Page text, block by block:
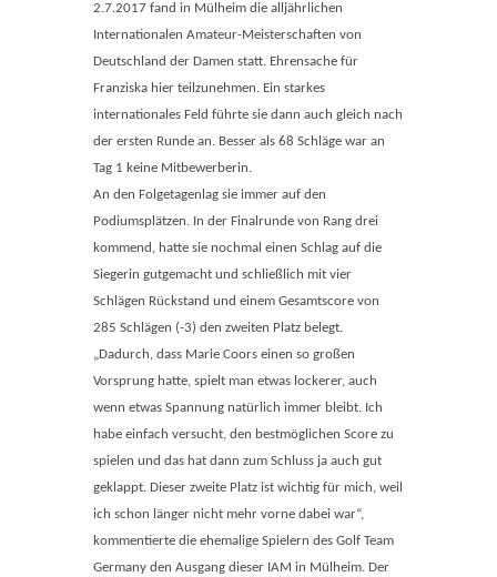
2.7.2017 fand in Mülheim die alljährlichen
Internationalen Amateur-Meisterschaften von
Deutschland der Damen statt. Ehrensache für
Franziska hier teilzunehmen. Ein starkes
internationales Feld führte sie dann auch gleich nach
der ersten Runde an. Besser als 68 Schläge war an
Tag 1 keine Mitbewerberin.
An den Folgetagenlag sie immer auf den
Podiumsplätzen. In der Finalrunde von Rang drei
kommend, hatte sie nochmal einen Schlag auf die
Siegerin gutgemacht und schließlich mit vier
Schlägen Rückstand und einem Gesamtscore von
285 Schlägen (-3) den zweiten Platz belegt.
„Dadurch, dass Marie Coors einen so großen
Vorsprung hatte, spielt man etwas lockerer, auch
wenn etwas Spannung natürlich immer bleibt. Ich
habe einfach versucht, den bestmöglichen Score zu
spielen und das hat dann zum Schluss ja auch gut
geklappt. Dieser zweite Platz ist wichtig für mich, weil
ich schon länger nicht mehr vorne dabei war“,
kommentierte die ehemalige Spielern des Golf Team
Germany den Ausgang dieser IAM in Mülheim. Der